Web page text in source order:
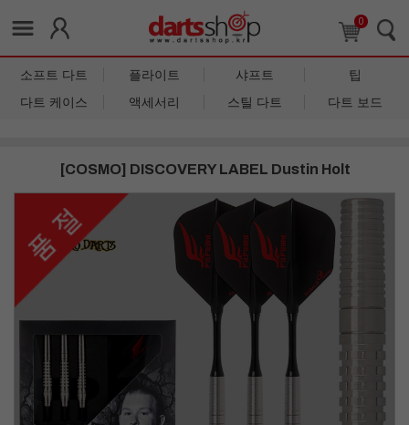
0
소프트 다트 플라이트 샤프트
팁
다트 케이스
액세서리 스틸 다트 다트 보드
[COSMO] DISCOVERY LABEL Dustin Holt